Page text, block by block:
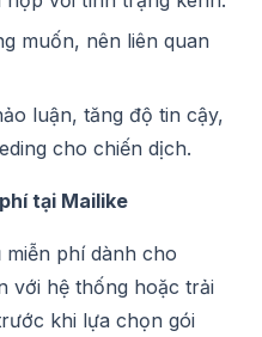
muốn, nên liên quan
luận, tăng độ tin cậy,
cho chiến dịch.
tại Mailike
phí dành cho
với hệ thống hoặc trải
khi lựa chọn gói